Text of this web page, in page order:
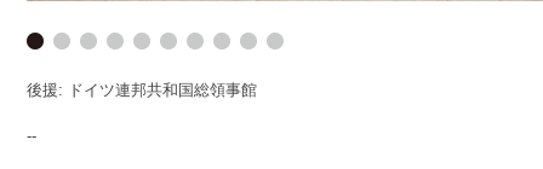
後援: ドイツ連邦共和国総領事館
--